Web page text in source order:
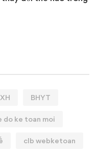
BHYT
do ke toan moi
clb webketoan